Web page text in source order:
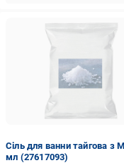
Сіль для ванни тайгова з
мл (27617093)